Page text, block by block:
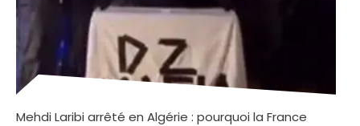
Mehdi Laribi arrêté en Algérie : pourquoi la France